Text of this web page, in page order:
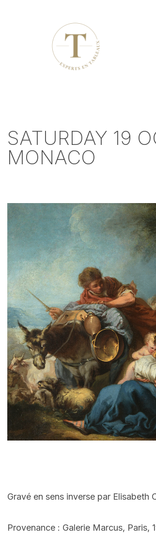
SATURDAY 19
MONACO
Gravé en sens inverse par Elisabeth
Provenance : Galerie Marcus, Paris,